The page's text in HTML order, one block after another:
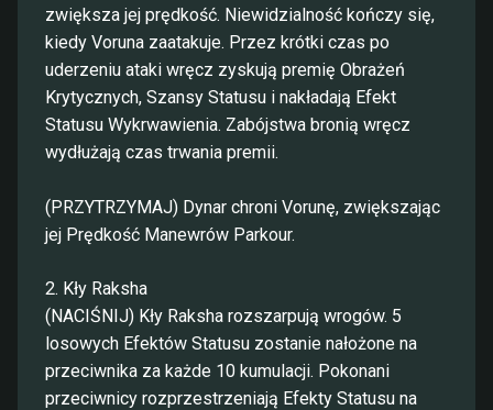
zwiększa jej prędkość. Niewidzialność kończy się,
kiedy Voruna zaatakuje. Przez krótki czas po
uderzeniu ataki wręcz zyskują premię Obrażeń
Krytycznych, Szansy Statusu i nakładają Efekt
Statusu Wykrwawienia. Zabójstwa bronią wręcz
wydłużają czas trwania premii.
(PRZYTRZYMAJ) Dynar chroni Vorunę, zwiększając
jej Prędkość Manewrów Parkour.
2. Kły Raksha
(NACIŚNIJ) Kły Raksha rozszarpują wrogów. 5
losowych Efektów Statusu zostanie nałożone na
przeciwnika za każde 10 kumulacji. Pokonani
przeciwnicy rozprzestrzeniają Efekty Statusu na